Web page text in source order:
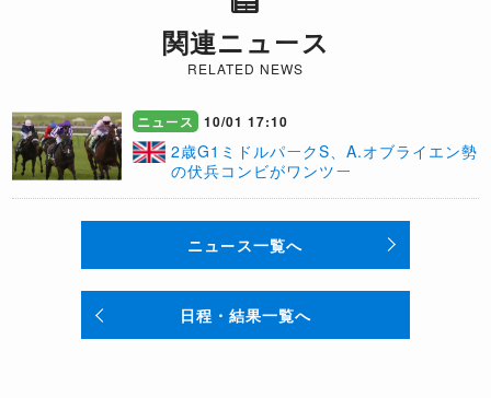
関連ニュース
RELATED NEWS
ニュース 10/01 17:10
2歳G1ミドルパークS、A.オブライエン勢
の伏兵コンビがワンツー
ニュース一覧へ
日程・結果一覧へ